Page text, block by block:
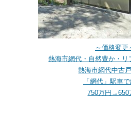
～価格変更
熱海市網代・自然豊か・リ
熱海市網代中古
「網代」駅車
750万円→650